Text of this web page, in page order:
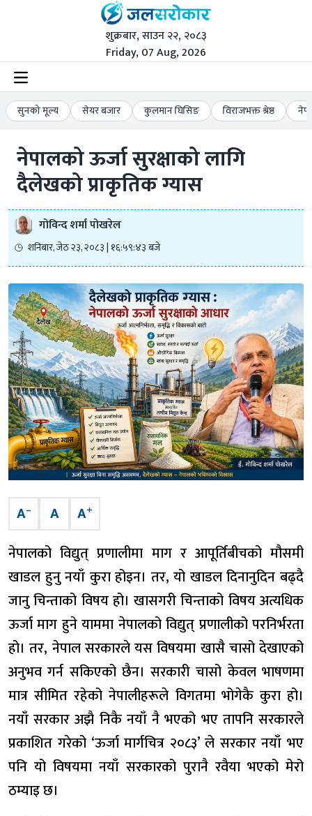
शुक्रबार, साउन २२, २०८३
Friday, 07 Aug, 2026
सुनको मूल्य सेयर बजार कुलमान घिसिङ विराजभक्त श्रेष्ठ
नेपालको ऊर्जा सुरक्षाको लागि
दैलेखको प्राकृतिक ग्यास
गोविन्द शर्मा पोखरेल
शनिबार, जेठ २३, २०८३ | १६:५९:४३ बजे
A– A A+
नेपालको विद्युत् प्रणालीमा माग र आपूर्तिबीचको मौसमी
खाडल हुनु नयाँ कुरा होइन। तर, यो खाडल दिनानुदिन बढ्दै
जानु चिन्ताको विषय हो। खासगरी चिन्ताको विषय अत्यधिक
ऊर्जा माग हुने याममा नेपालको विद्युत् प्रणालीको परनिर्भरता
हो। तर, नेपाल सरकारले यस विषयमा खासै चासो देखाएको
अनुभव गर्न सकिएको छैन। सरकारी चासो केवल भाषणमा
मात्र सीमित रहेको नेपालीहरूले विगतमा भोगेकै कुरा हो।
नयाँ सरकार अझै निकै नयाँ नै भएको भए तापनि सरकारले
प्रकाशित गरेको ‘ऊर्जा मार्गचित्र २०८३’ ले सरकार नयाँ भए
पनि यो विषयमा नयाँ सरकारको पुरानै रवैया भएको मेरो
ठम्याइ छ।